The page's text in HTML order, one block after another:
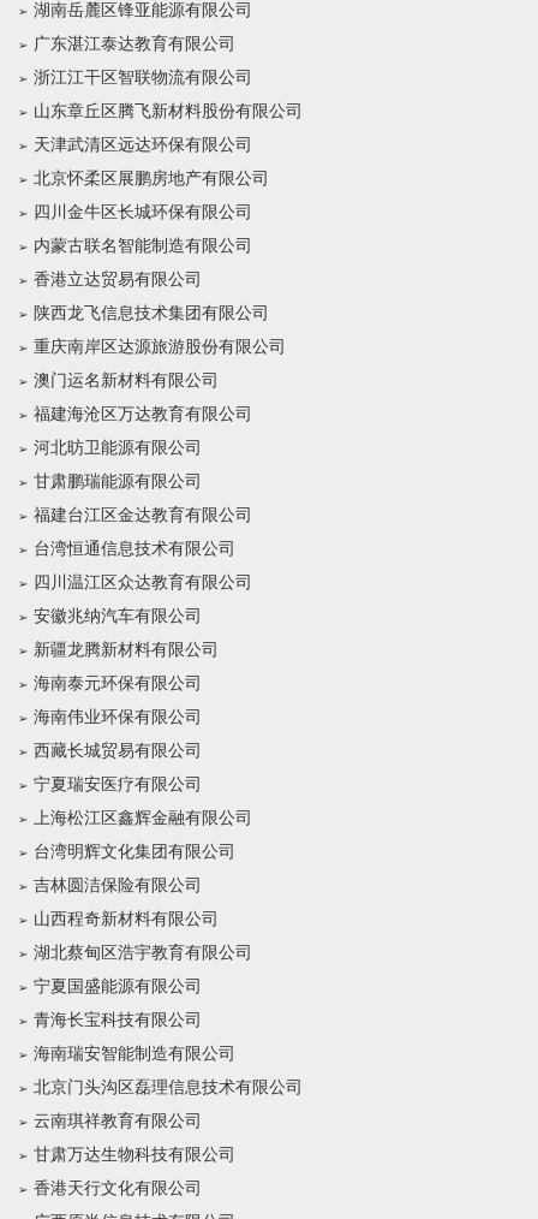
湖南岳麓区锋亚能源有限公司
广东湛江泰达教育有限公司
浙江江干区智联物流有限公司
山东章丘区腾飞新材料股份有限公司
天津武清区远达环保有限公司
北京怀柔区展鹏房地产有限公司
四川金牛区长城环保有限公司
内蒙古联名智能制造有限公司
香港立达贸易有限公司
陕西龙飞信息技术集团有限公司
重庆南岸区达源旅游股份有限公司
澳门运名新材料有限公司
福建海沧区万达教育有限公司
河北昉卫能源有限公司
甘肃鹏瑞能源有限公司
福建台江区金达教育有限公司
台湾恒通信息技术有限公司
四川温江区众达教育有限公司
安徽兆纳汽车有限公司
新疆龙腾新材料有限公司
海南泰元环保有限公司
海南伟业环保有限公司
西藏长城贸易有限公司
宁夏瑞安医疗有限公司
上海松江区鑫辉金融有限公司
台湾明辉文化集团有限公司
吉林圆洁保险有限公司
山西程奇新材料有限公司
湖北蔡甸区浩宇教育有限公司
宁夏国盛能源有限公司
青海长宝科技有限公司
海南瑞安智能制造有限公司
北京门头沟区磊理信息技术有限公司
云南琪祥教育有限公司
甘肃万达生物科技有限公司
香港天行文化有限公司